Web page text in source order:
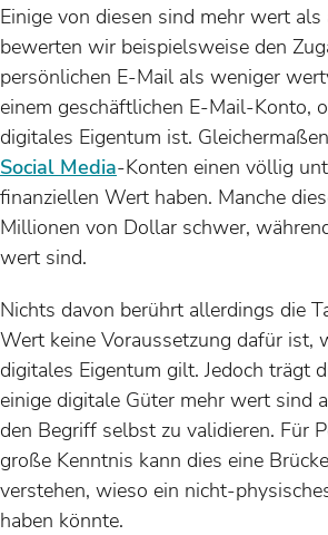
Einige von diesen sind mehr wert als
bewerten wir beispielsweise den
persönlichen E-Mail als weniger
einem geschäftlichen E-Mail-Konto,
digitales Eigentum ist.
Social Media-Konten einen völlig
finanziellen Wert haben. Manche
Millionen von Dollar schwer,
wert sind.
Nichts davon berührt allerdings die
Wert keine Voraussetzung dafür ist,
digitales Eigentum gilt. Jedoch trägt
einige digitale Güter mehr wert sind
den Begriff selbst zu validieren. Für
große Kenntnis kann dies eine
verstehen, wieso ein nicht-
haben könnte.